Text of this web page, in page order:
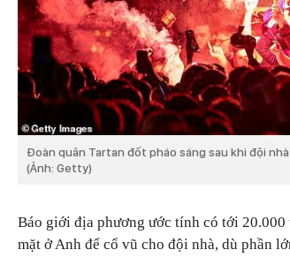
Đoàn quân Tartan đốt pháo sáng sau khi đội
(Ảnh: Getty)
Báo giới địa phương ước tính có tới
mặt ở Anh để cổ vũ cho đội nhà, dù phần